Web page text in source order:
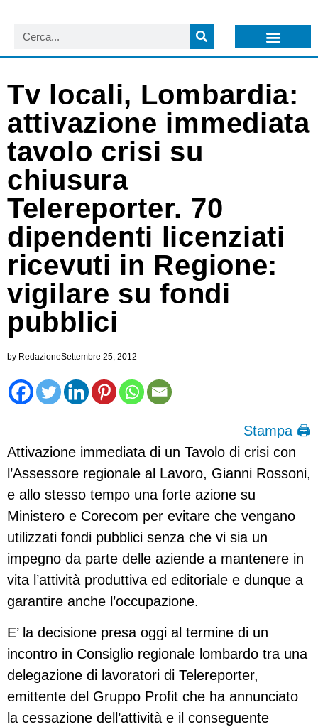
Tv locali, Lombardia:
attivazione immediata
tavolo crisi su
chiusura
Telereporter. 70
dipendenti licenziati
ricevuti in Regione:
vigilare su fondi
pubblici
by RedazioneSettembre 25, 2012
Stampa 🖨
Attivazione immediata di un Tavolo di crisi con
l’Assessore regionale al Lavoro, Gianni Rossoni,
e allo stesso tempo una forte azione su
Ministero e Corecom per evitare che vengano
utilizzati fondi pubblici senza che vi sia un
impegno da parte delle aziende a mantenere in
vita l’attività produttiva ed editoriale e dunque a
garantire anche l’occupazione.
E’ la decisione presa oggi al termine di un
incontro in Consiglio regionale lombardo tra una
delegazione di lavoratori di Telereporter,
emittente del Gruppo Profit che ha annunciato
la cessazione dell’attività e il conseguente